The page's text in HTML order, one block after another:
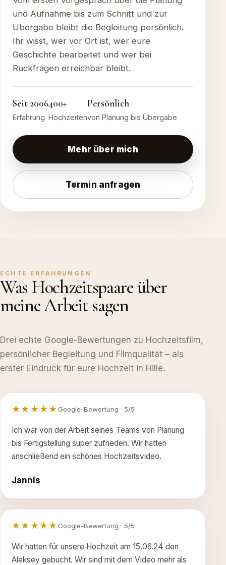
und Aufnahme bis zum Schnitt und zur
Übergabe bleibt die Begleitung persönlich.
Ihr wisst, wer vor Ort ist, wer eure
Geschichte bearbeitet und wer bei
Rückfragen erreichbar bleibt.
Seit 2006
Erfahrung
400+
Hochzeiten
Persönlich
von Planung bis Übergabe
Mehr über mich
Termin anfragen
ECHTE ERFAHRUNGEN
Was Hochzeitspaare über
meine Arbeit sagen
Drei echte Google-Bewertungen zu Hochzeitsfilm,
persönlicher Begleitung und Filmqualität – als
erster Eindruck für eure Hochzeit in Hille.
★★★★★Google-Bewertung · 5/5
Ich war von der Arbeit seines Teams von Planung
bis Fertigstellung super zufrieden. Wir hatten
anschließend ein schönes Hochzeitsvideo.
Jannis
★★★★★Google-Bewertung · 5/5
Wir hatten für unsere Hochzeit am 15.06.24 den
Aleksey gebucht. Wir sind mit dem Video mehr als